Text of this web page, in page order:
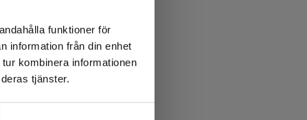
funktioner för
information från din enhet
kombinera informationen
tjänster.